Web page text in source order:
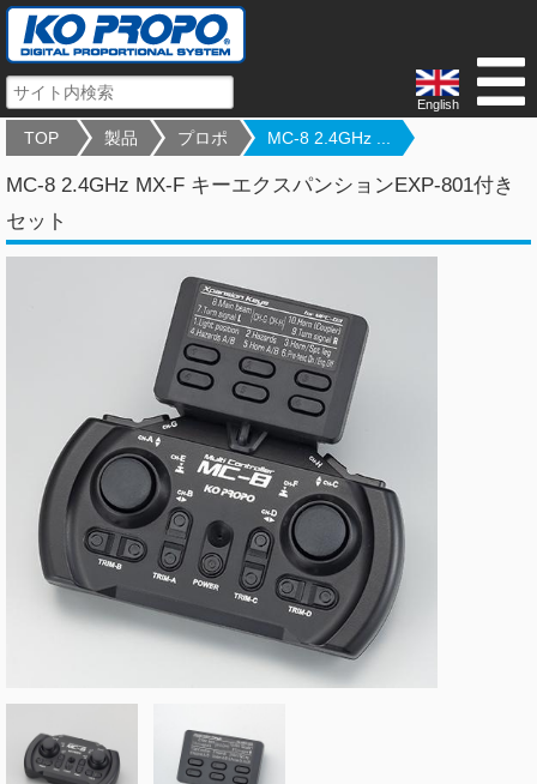
English
TOP 製品 プロポ MC-8 2.4GHz ...
MC-8 2.4GHz MX-F キーエクスパンションEXP-801付き
セット